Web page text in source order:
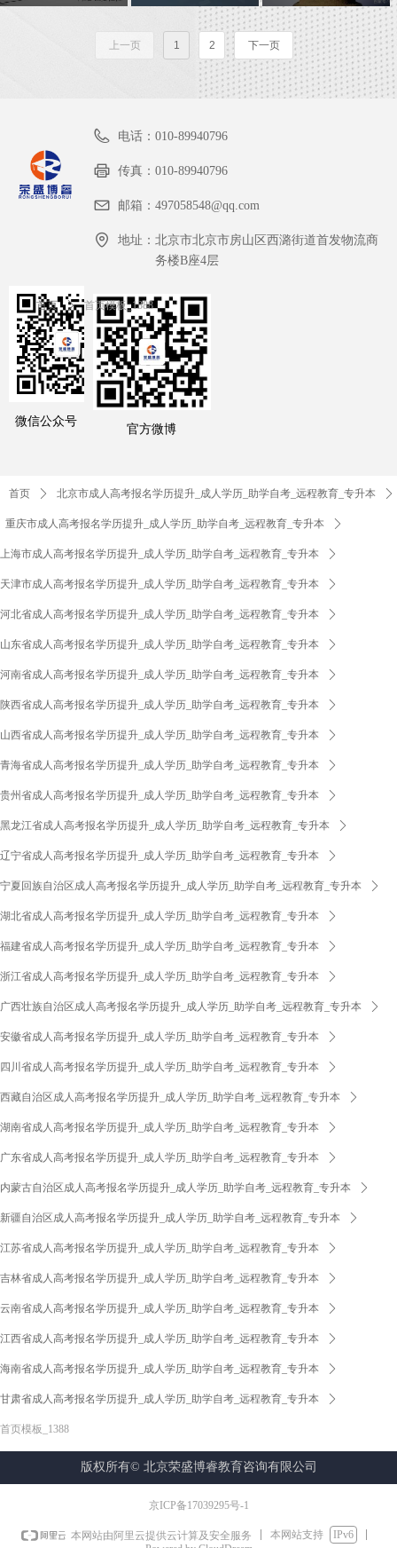
据自身的情况来选择适
合自己的学习形式。
觉性和自律性。
2.教育部电子注册
3.业余时间提升教育学
机
5.学习不受地点、时间
的限制
6.轻松报读，顺利毕业
要么就是已经在另一个
领域成功的人,要么就是
一事无成，安逸现状的
人，成功的人凤毛麟角,
他一样
看，学历提升是增加社
会竞争力的普遍又快捷
的方式
么，除了全日制学历
外，非全日制里面的成
人教育学历就没有优势
成人高考是提升自身学
历文凭和知识能力的重
要途径之一。虽然在不
少人眼里,其学历和学习
过程要大打折扣,但过来
人的眼光,按自己选定的
目标学习即可,学习成果
年底又可以申请自考毕
业证了，咱们很多同学
就要申请毕业证书啦。
什么？？你还不知道怎
么去申请毕业证书？
上一页 1 2 下一页
版权所有© 北京荣盛博睿教育咨询有限公司
官方微博
微信公众号
电话： 010-89940796
传真： 010-89940796
邮箱： 497058548@qq.com
地址： 北京市北京市房山区西潞街道首发物流商
务楼B座4层
首页 ꄲ 首页模板_1388
首页 ꄲ 北京市成人高考报名学历提升_成人学历_助学自考_远程教育_专升本 ꄲ
重庆市成人高考报名学历提升_成人学历_助学自考_远程教育_专升本 ꄲ
上海市成人高考报名学历提升_成人学历_助学自考_远程教育_专升本 ꄲ
天津市成人高考报名学历提升_成人学历_助学自考_远程教育_专升本 ꄲ
河北省成人高考报名学历提升_成人学历_助学自考_远程教育_专升本 ꄲ
山东省成人高考报名学历提升_成人学历_助学自考_远程教育_专升本 ꄲ
河南省成人高考报名学历提升_成人学历_助学自考_远程教育_专升本 ꄲ
陕西省成人高考报名学历提升_成人学历_助学自考_远程教育_专升本 ꄲ
山西省成人高考报名学历提升_成人学历_助学自考_远程教育_专升本 ꄲ
青海省成人高考报名学历提升_成人学历_助学自考_远程教育_专升本 ꄲ
贵州省成人高考报名学历提升_成人学历_助学自考_远程教育_专升本 ꄲ
黑龙江省成人高考报名学历提升_成人学历_助学自考_远程教育_专升本 ꄲ
辽宁省成人高考报名学历提升_成人学历_助学自考_远程教育_专升本 ꄲ
宁夏回族自治区成人高考报名学历提升_成人学历_助学自考_远程教育_专升本 ꄲ
湖北省成人高考报名学历提升_成人学历_助学自考_远程教育_专升本 ꄲ
福建省成人高考报名学历提升_成人学历_助学自考_远程教育_专升本 ꄲ
浙江省成人高考报名学历提升_成人学历_助学自考_远程教育_专升本 ꄲ
广西壮族自治区成人高考报名学历提升_成人学历_助学自考_远程教育_专升本 ꄲ
安徽省成人高考报名学历提升_成人学历_助学自考_远程教育_专升本 ꄲ
四川省成人高考报名学历提升_成人学历_助学自考_远程教育_专升本 ꄲ
西藏自治区成人高考报名学历提升_成人学历_助学自考_远程教育_专升本 ꄲ
湖南省成人高考报名学历提升_成人学历_助学自考_远程教育_专升本 ꄲ
广东省成人高考报名学历提升_成人学历_助学自考_远程教育_专升本 ꄲ
内蒙古自治区成人高考报名学历提升_成人学历_助学自考_远程教育_专升本 ꄲ
新疆自治区成人高考报名学历提升_成人学历_助学自考_远程教育_专升本 ꄲ
江苏省成人高考报名学历提升_成人学历_助学自考_远程教育_专升本 ꄲ
吉林省成人高考报名学历提升_成人学历_助学自考_远程教育_专升本 ꄲ
云南省成人高考报名学历提升_成人学历_助学自考_远程教育_专升本 ꄲ
江西省成人高考报名学历提升_成人学历_助学自考_远程教育_专升本 ꄲ
海南省成人高考报名学历提升_成人学历_助学自考_远程教育_专升本 ꄲ
甘肃省成人高考报名学历提升_成人学历_助学自考_远程教育_专升本 ꄲ
首页模板_1388
京ICP备17039295号-1
本网站由阿里云提供云计算及安全服务 本网站支持
IPv6